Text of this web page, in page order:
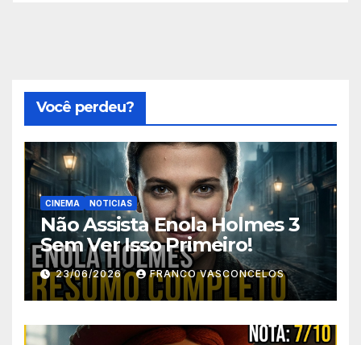
Você perdeu?
CINEMA NOTICIAS
Não Assista Enola Holmes 3
Sem Ver Isso Primeiro!
23/06/2026 FRANCO VASCONCELOS